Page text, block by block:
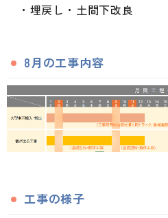
・埋戻し・土間下改良
8月の工事内容
工事の様子